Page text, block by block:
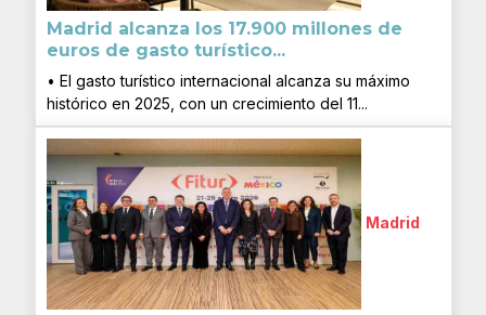
Madrid alcanza los 17.900 millones de
euros de gasto turístico...
• El gasto turístico internacional alcanza su máximo
histórico en 2025, con un crecimiento del 11...
Madrid